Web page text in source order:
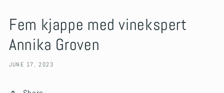
Fem kjappe med vinekspert
Annika Groven
JUNE 17, 2023